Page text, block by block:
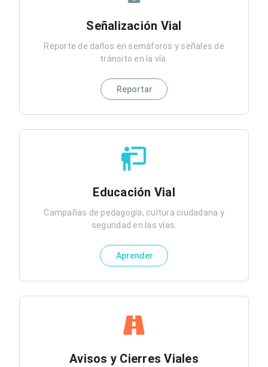
Señalización Vial
Reporte de daños en semáforos y señales de
tránsito en la vía.
Reportar
Educación Vial
Campañas de pedagogía, cultura ciudadana y
seguridad en las vías.
Aprender
Avisos y Cierres Viales